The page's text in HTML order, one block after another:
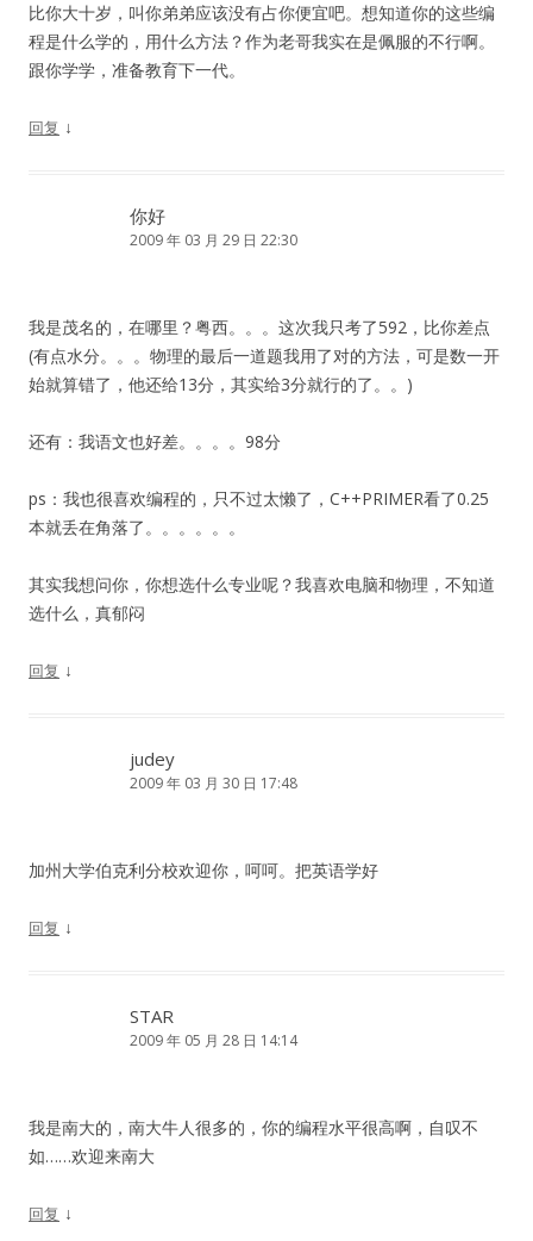
比你大十岁，叫你弟弟应该没有占你便宜吧。想知道你的这些编
程是什么学的，用什么方法？作为老哥我实在是佩服的不行啊。
跟你学学，准备教育下一代。
回复 ↓
你好
2009 年 03 月 29 日 22:30
我是茂名的，在哪里？粤西。。。这次我只考了592，比你差点
(有点水分。。。物理的最后一道题我用了对的方法，可是数一开
始就算错了，他还给13分，其实给3分就行的了。。)
还有：我语文也好差。。。。98分
ps：我也很喜欢编程的，只不过太懒了，C++PRIMER看了0.25
本就丢在角落了。。。。。。
其实我想问你，你想选什么专业呢？我喜欢电脑和物理，不知道
选什么，真郁闷
回复 ↓
judey
2009 年 03 月 30 日 17:48
加州大学伯克利分校欢迎你，呵呵。把英语学好
回复 ↓
STAR
2009 年 05 月 28 日 14:14
我是南大的，南大牛人很多的，你的编程水平很高啊，自叹不
如……欢迎来南大
回复 ↓